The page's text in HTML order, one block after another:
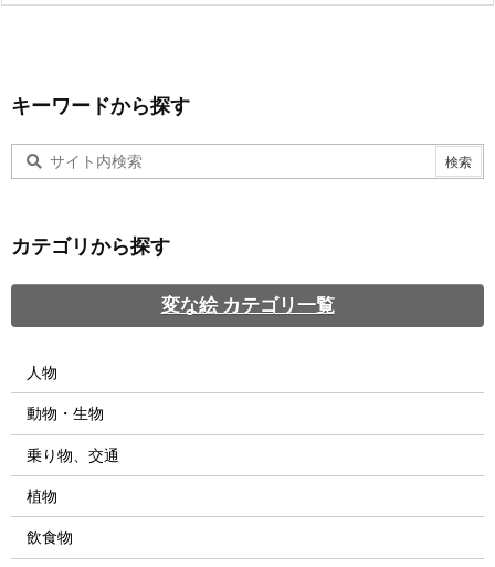
キーワードから探す
カテゴリから探す
変な絵 カテゴリ一覧
人物
動物・生物
乗り物、交通
植物
飲食物